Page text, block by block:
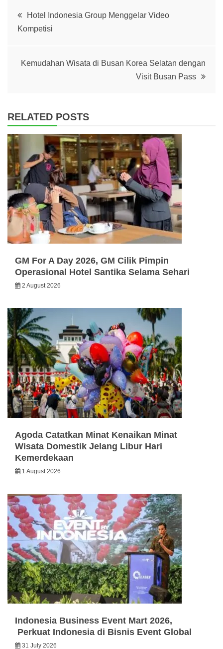
Post
navigation
Hotel Indonesia Group Menggelar Video
Kompetisi
Kemudahan Wisata di Busan Korea Selatan dengan
Visit Busan Pass
RELATED POSTS
GM For A Day 2026, GM Cilik Pimpin
Operasional Hotel Santika Selama Sehari
2 August 2026
Agoda Catatkan Minat Kenaikan Minat
Wisata Domestik Jelang Libur Hari
Kemerdekaan
1 August 2026
Indonesia Business Event Mart 2026,
Perkuat Indonesia di Bisnis Event Global
31 July 2026